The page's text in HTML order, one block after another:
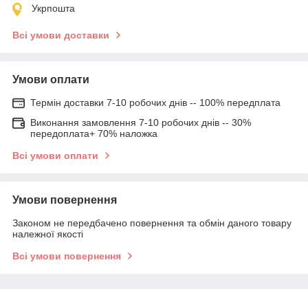
Укрпошта
Всі умови доставки
Умови оплати
Термін доставки 7-10 робочих днів -- 100% передплата
Виконання замовлення 7-10 робочих днів -- 30%
передоплата+ 70% наложка
Всі умови оплати
Умови повернення
Законом не передбачено повернення та обмін даного товару
належної якості
Всі умови повернення